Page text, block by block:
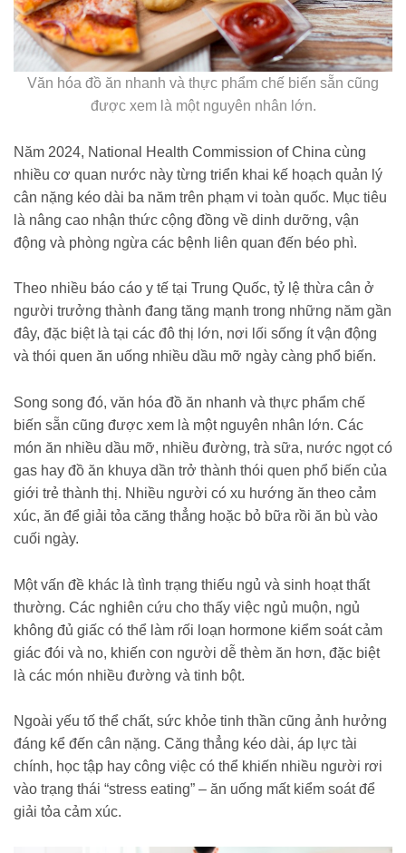
Văn hóa đồ ăn nhanh và thực phẩm chế biến sẵn cũng
được xem là một nguyên nhân lớn.
Năm 2024, National Health Commission of China cùng
nhiều cơ quan nước này từng triển khai kế hoạch quản lý
cân nặng kéo dài ba năm trên phạm vi toàn quốc. Mục tiêu
là nâng cao nhận thức cộng đồng về dinh dưỡng, vận
động và phòng ngừa các bệnh liên quan đến béo phì.
Theo nhiều báo cáo y tế tại Trung Quốc, tỷ lệ thừa cân ở
người trưởng thành đang tăng mạnh trong những năm gần
đây, đặc biệt là tại các đô thị lớn, nơi lối sống ít vận động
và thói quen ăn uống nhiều dầu mỡ ngày càng phổ biến.
Song song đó, văn hóa đồ ăn nhanh và thực phẩm chế
biến sẵn cũng được xem là một nguyên nhân lớn. Các
món ăn nhiều dầu mỡ, nhiều đường, trà sữa, nước ngọt có
gas hay đồ ăn khuya dần trở thành thói quen phổ biến của
giới trẻ thành thị. Nhiều người có xu hướng ăn theo cảm
xúc, ăn để giải tỏa căng thẳng hoặc bỏ bữa rồi ăn bù vào
cuối ngày.
Một vấn đề khác là tình trạng thiếu ngủ và sinh hoạt thất
thường. Các nghiên cứu cho thấy việc ngủ muộn, ngủ
không đủ giấc có thể làm rối loạn hormone kiểm soát cảm
giác đói và no, khiến con người dễ thèm ăn hơn, đặc biệt
là các món nhiều đường và tinh bột.
Ngoài yếu tố thể chất, sức khỏe tinh thần cũng ảnh hưởng
đáng kể đến cân nặng. Căng thẳng kéo dài, áp lực tài
chính, học tập hay công việc có thể khiến nhiều người rơi
vào trạng thái “stress eating” – ăn uống mất kiểm soát để
giải tỏa cảm xúc.